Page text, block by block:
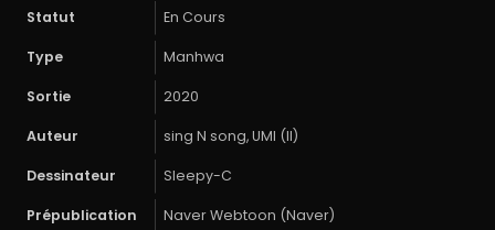
Statut En Cours
Type Manhwa
Sortie 2020
Auteur sing N song, UMI (II)
Dessinateur Sleepy-C
Prépublication Naver Webtoon (Naver)